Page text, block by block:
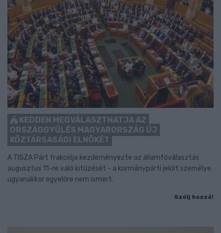
KEDDEN MEGVÁLASZTHATJA AZ
ORSZÁGGYŰLÉS MAGYARORSZÁG ÚJ
KÖZTÁRSASÁGI ELNÖKÉT
A TISZA Párt frakciója kezdeményezte az államfőválasztás
augusztus 11-re való kitűzését - a kormánypárti jelölt személye
ugyanakkor egyelőre nem ismert.
Szólj hozzá!